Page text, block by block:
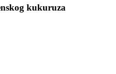
kukuruza